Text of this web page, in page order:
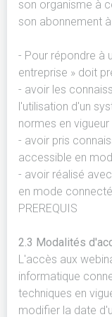
son organisme à
son abonnement
- Pour répondre à
entreprise » doit
- avoir les
l'utilisation d'un
normes en vigueur
- avoir pris
accessible en
- avoir réalisé
en mode
PREREQUIS
2.3 Modalités
L'accès aux
informatique
techniques en
modifier la date